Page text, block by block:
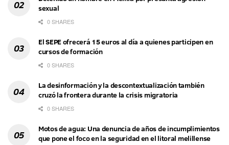
sexual
0 SHARES
El SEPE ofrecerá 15 euros al día a quienes participen en
cursos de formación
0 SHARES
La desinformación y la descontextualización también
cruzó la frontera durante la crisis migratoria
0 SHARES
Motos de agua: Una denuncia de años de incumplimientos
que pone el foco en la seguridad en el litoral melillense